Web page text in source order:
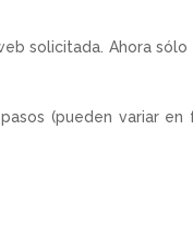
solicitada. Ahora
(pueden variar